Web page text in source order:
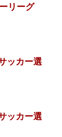
リーグ
ッカー選
ッカー選